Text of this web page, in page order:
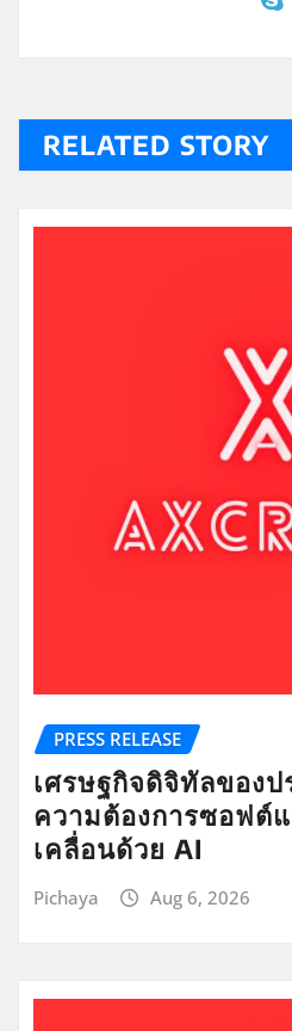
RELATED STORY
PRESS RELEASE
เศรษฐกิจดิจิทัลของป
ความต้องการซอฟต์
เคลื่อนด้วย AI
Pichaya Aug 6, 2026